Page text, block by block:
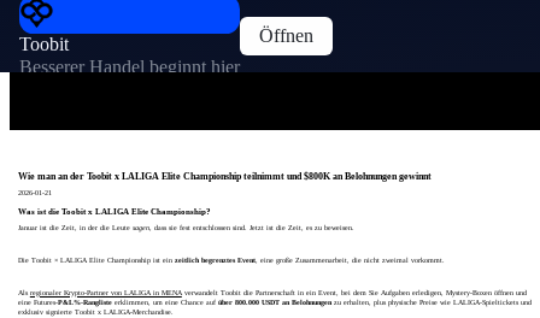
Toobit
Besserer Handel beginnt hier
Öffnen
Wie man an der Toobit x LALIGA Elite Championship teilnimmt und $800K an Belohnungen gewinnt
2026-01-21
Was ist die Toobit x LALIGA Elite Championship?
Januar ist die Zeit, in der die Leute sagen, dass sie fest entschlossen sind. Jetzt ist die Zeit, es zu beweisen.
Die Toobit × LALIGA Elite Championship ist ein zeitlich begrenztes Event, eine große Zusammenarbeit, die nicht zweimal vorkommt.
Als regionaler Krypto-Partner von LALIGA in MENAverwandelt Toobit die Partnerschaft in ein Event, bei dem Sie Aufgaben erledigen, Mystery-Boxen öffnen und
eine Futures-P&L%-Ranglisteerklimmen, um eine Chance auf über 800.000 USDT an Belohnungenzu erhalten, plus physische Preise wie LALIGA-Spieltickets und
exklusiv signierte Toobit x LALIGA-Merchandise.